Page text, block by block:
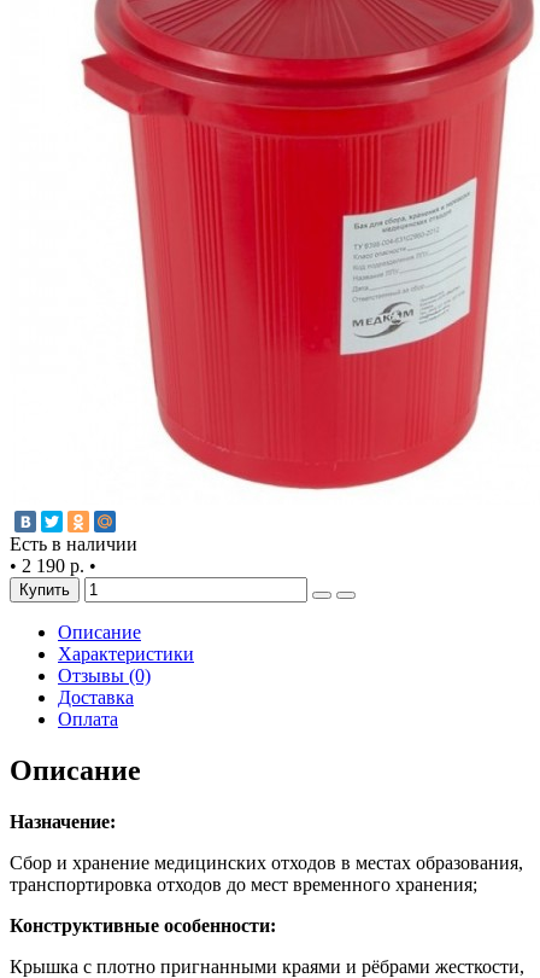
Есть в наличии
• 2 190 р. •
Купить
Описание
Характеристики
Отзывы (0)
Доставка
Оплата
Описание
Назначение:
Сбор и хранение медицинских отходов в местах образования,
транспортировка отходов до мест временного хранения;
Конструктивные особенности:
Крышка с плотно пригнанными краями и рёбрами жесткости,